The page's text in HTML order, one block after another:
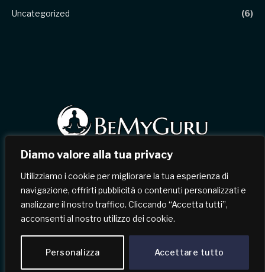
Diamo valore alla tua privacy
Utilizziamo i cookie per migliorare la tua esperienza di
navigazione, offrirti pubblicità o contenuti personalizzati e
analizzare il nostro traffico. Cliccando “Accetta tutti”,
acconsenti al nostro utilizzo dei cookie.
Personalizza Accettare tutto
Uncategorized
(6)
Facebook
X
(Twitter)
InstagramPinterest
HOME CHI SIAMO
CONTATTI
TERMINI & CONDIZIONI